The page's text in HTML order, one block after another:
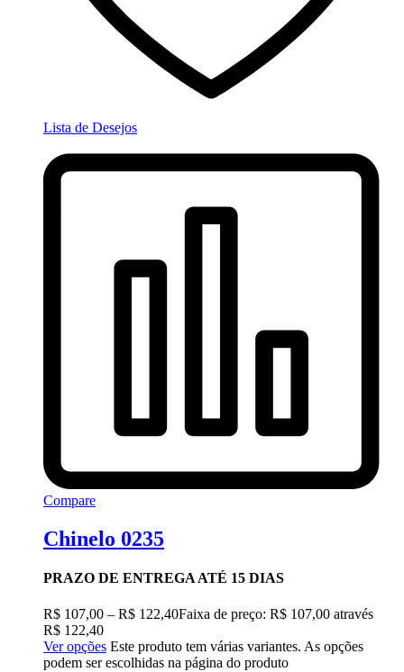
Lista de Desejos
Compare
Chinelo 0235
PRAZO DE ENTREGA ATÉ 15 DIAS
R$ 107,00 – R$ 122,40Faixa de preço: R$ 107,00 através
R$ 122,40
Ver opções Este produto tem várias variantes. As opções
podem ser escolhidas na página do produto